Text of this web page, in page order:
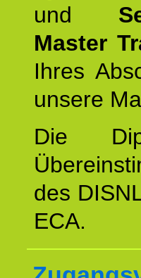
und
Master
Ihres
unsere
Die
des
ECA.